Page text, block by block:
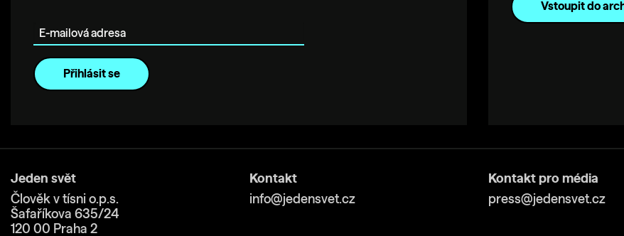
Vstoupit do
Jeden svět
Člověk v tísni o.p.s.
Šafaříkova 635/24
120 00 Praha 2
Kontakt
info@jedensvet.cz
Kontakt pro média
press@jedensvet.cz